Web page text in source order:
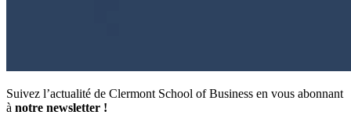
Suivez l’actualité de Clermont School of Business en vous abonnant
à notre newsletter !